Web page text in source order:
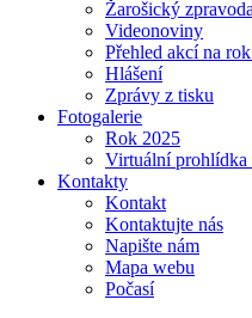
Žarošický
Videonoviny
Přehled akcí na
Hlášení
Zprávy z tisku
Fotogalerie
Rok 2025
Virtuální prohlídka
Kontakty
Kontakt
Kontaktujte nás
Napište nám
Mapa webu
Počasí